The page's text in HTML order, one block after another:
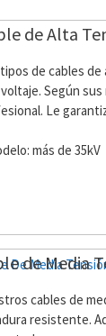
de Alta
de cables
Según
Le
más de 35kV
de Media
cables de
resistente.